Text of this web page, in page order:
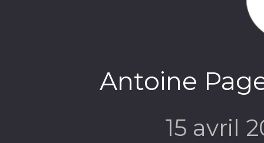
Antoine
15 avril